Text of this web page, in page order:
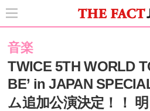
音楽
TWICE 5TH WORLD
BE’ in JAPAN
ム追加公演決定！！ 明